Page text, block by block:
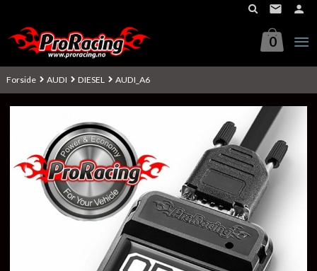
innholdet
0
Forside AUDI DIESEL AUDI_A6